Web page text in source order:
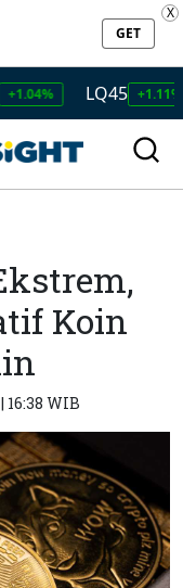
GET
X
LQ45 +1.11% ISSI
Koin
16:38 WIB